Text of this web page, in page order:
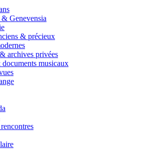
Genevensia
& précieux
archives privées
musicaux